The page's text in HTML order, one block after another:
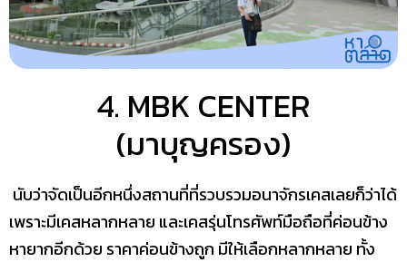
4. MBK CENTER
(มาบุญครอง)
นับว่าจัดเป็นอีกหนึ่งสถานที่ที่รวบรวมอนาจักรเคสเลยก็ว่าได้
เพราะมีเคสหลากหลาย และเคสรุ่นโทรศัพท์มือถือที่ค่อนข้าง
หายากอีกด้วย ราคาค่อนข้างถูก มีให้เลือกหลากหลาย ทั้ง